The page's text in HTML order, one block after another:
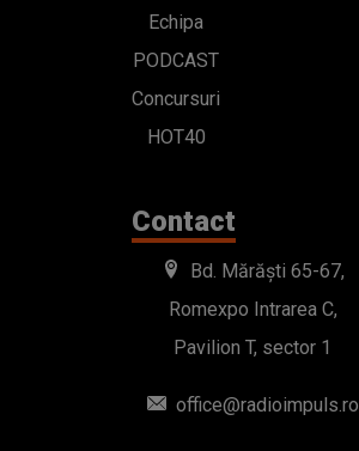
Echipa
PODCAST
Concursuri
HOT40
Contact
Bd. Mărăști 65-67,
Romexpo Intrarea C,
Pavilion T, sector 1
office@radioimpuls.ro